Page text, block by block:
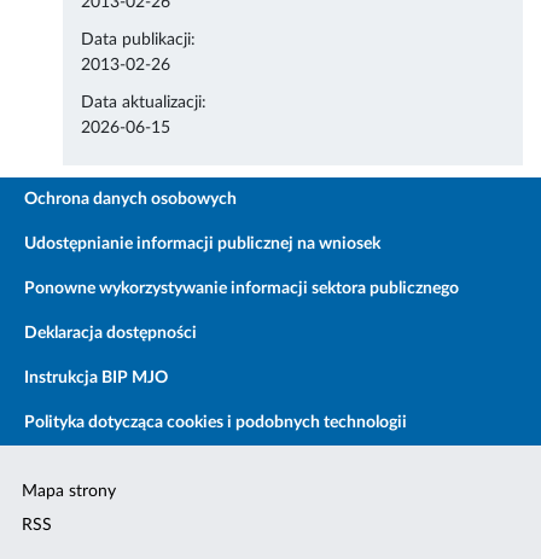
Data publikacji:
2013-02-26
Data aktualizacji:
2026-06-15
Ochrona danych osobowych
Udostępnianie informacji publicznej na wniosek
Ponowne wykorzystywanie informacji sektora publicznego
Deklaracja dostępności
Instrukcja BIP MJO
Polityka dotycząca cookies i podobnych technologii
Mapa strony
RSS